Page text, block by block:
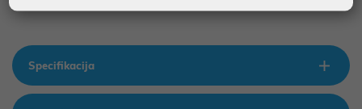
Specifikacija